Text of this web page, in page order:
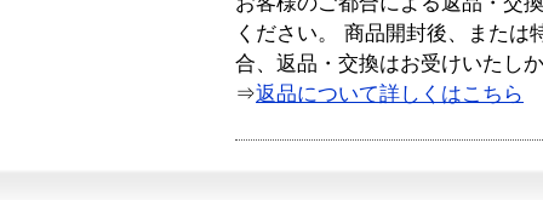
ください。 商品開封後、または
合、返品・交換はお受けいたし
⇒返品について詳しくはこちら